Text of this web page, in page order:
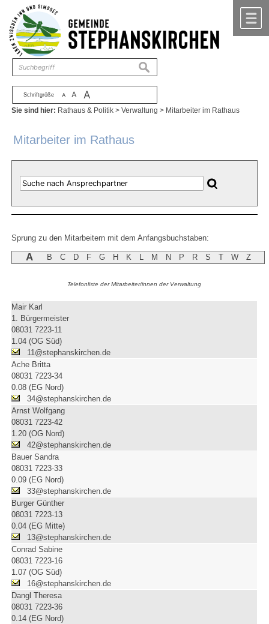
Zum Inhalt ,zur Navigation
Schriftgröße A A A
suchen
Sie sind hier: Rathaus & Politik >Verwaltung > Mitarbeiter im Rathaus
Mitarbeiter im Rathaus
Sprung zu den Mitarbeitern mit dem Anfangsbuchstaben:
A B C D F G H K L M N P R S T W Z
Telefonliste der Mitarbeiter/innen der Verwaltung
Mair Karl
1. Bürgermeister
08031 7223-11
1.04 (OG Süd)
11@stephanskirchen.de
Ache Britta
08031 7223-34
0.08 (EG Nord)
34@stephanskirchen.de
Arnst Wolfgang
08031 7223-42
1.20 (OG Nord)
42@stephanskirchen.de
Bauer Sandra
08031 7223-33
0.09 (EG Nord)
33@stephanskirchen.de
Burger Günther
08031 7223-13
0.04 (EG Mitte)
13@stephanskirchen.de
Conrad Sabine
08031 7223-16
1.07 (OG Süd)
16@stephanskirchen.de
Dangl Theresa
08031 7223-36
0.14 (EG Nord)